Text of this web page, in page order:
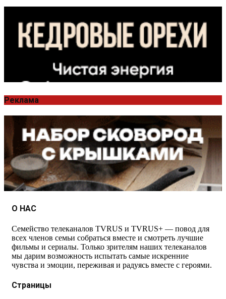
Реклама
О НАС
Семейство телеканалов TVRUS и TVRUS+ — повод для
всех членов семьи собраться вместе и смотреть лучшие
фильмы и сериалы. Только зрителям наших телеканалов
мы дарим возможность испытать самые искренние
чувства и эмоции, переживая и радуясь вместе с героями.
Страницы